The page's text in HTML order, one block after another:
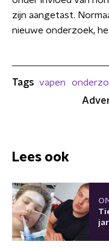
zijn aangetast.
nieuwe onderzoek,
Tags vapen
Lees ook